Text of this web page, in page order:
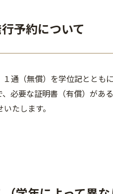
予約について
通（無償）を学位記とともに
必要な証明書（有償）があ
たします。